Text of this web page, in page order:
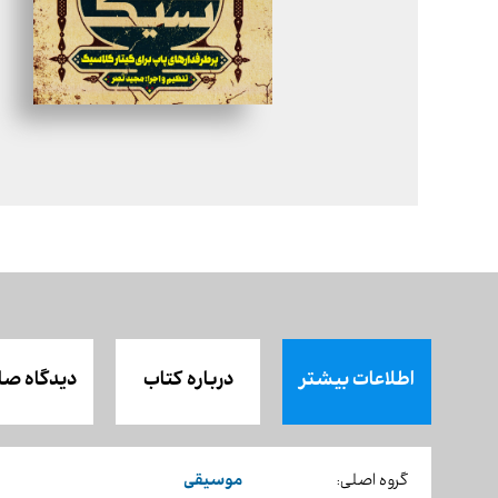
اطلاعات بیشتر درباره کتاب دیدگاه
گروه اصلی: موسیقی